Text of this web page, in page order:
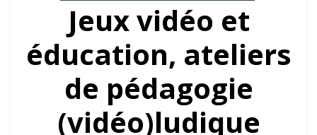
Jeux vidéo et
éducation, ateliers
de pédagogie
(vidéo)ludique